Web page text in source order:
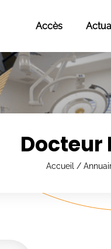
Accès
Docteur
Accueil /